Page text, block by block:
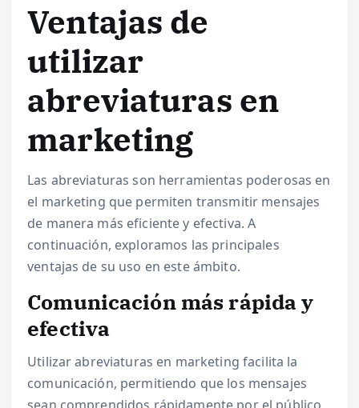
Ventajas de
utilizar
abreviaturas en
marketing
Las abreviaturas son herramientas poderosas en
el marketing que permiten transmitir mensajes
de manera más eficiente y efectiva. A
continuación, exploramos las principales
ventajas de su uso en este ámbito.
Comunicación más rápida y
efectiva
Utilizar abreviaturas en marketing facilita la
comunicación, permitiendo que los mensajes